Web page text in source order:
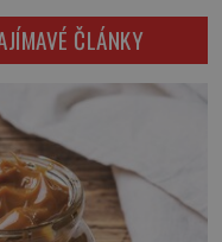
a napovídá, kde
[…]
na tu se zaměří
zkušených
ní ale objeví
hmatatelnějšího.
kometu!
Pedro Bernardinelli a
mravenčí prací
snímky v rámci
energie […]
ČLÁNKY